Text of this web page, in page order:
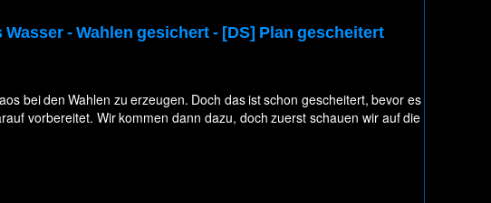
- Wahlen gesichert - [DS] Plan gescheitert
bei den Wahlen zu erzeugen. Doch das ist schon gescheitert, bevor es
vorbereitet. Wir kommen dann dazu, doch zuerst schauen wir auf die